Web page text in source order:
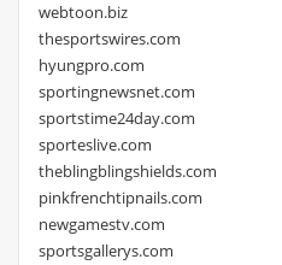
webtoon.biz
thesportswires.com
hyungpro.com
sportingnewsnet.com
sportstime24day.com
sporteslive.com
theblingblingshields.com
pinkfrenchtipnails.com
newgamestv.com
sportsgallerys.com